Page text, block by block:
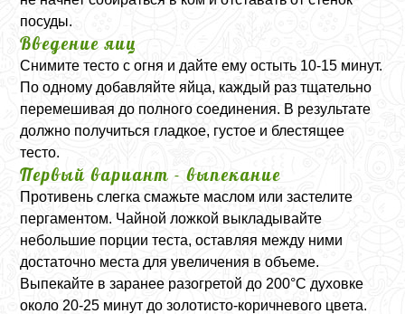
посуды.
Введение яиц
Снимите тесто с огня и дайте ему остыть 10-15 минут.
По одному добавляйте яйца, каждый раз тщательно
перемешивая до полного соединения. В результате
должно получиться гладкое, густое и блестящее
тесто.
Первый вариант - выпекание
Противень слегка смажьте маслом или застелите
пергаментом. Чайной ложкой выкладывайте
небольшие порции теста, оставляя между ними
достаточно места для увеличения в объеме.
Выпекайте в заранее разогретой до 200°C духовке
около 20-25 минут до золотисто-коричневого цвета.